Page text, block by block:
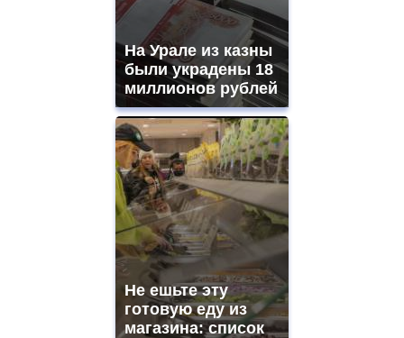
На Урале из казны
были украдены 18
миллионов рублей
Не ешьте эту
готовую еду из
магазина: список